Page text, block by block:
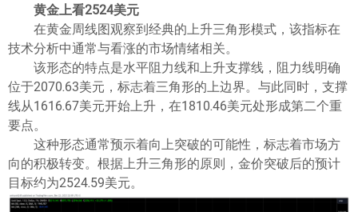
黄金上看2524美元
在黄金周线图观察到经典的上升三角形模式，该指标在
技术分析中通常与看涨的市场情绪相关。
该形态的特点是水平阻力线和上升支撑线，阻力线明确
位于2070.63美元，标志着三角形的上边界。与此同时，支撑
线从1616.67美元开始上升，在1810.46美元处形成第二个重
要点。
这种形态通常预示着向上突破的可能性，标志着市场方
向的积极转变。根据上升三角形的原则，金价突破后的预计
目标约为2524.59美元。